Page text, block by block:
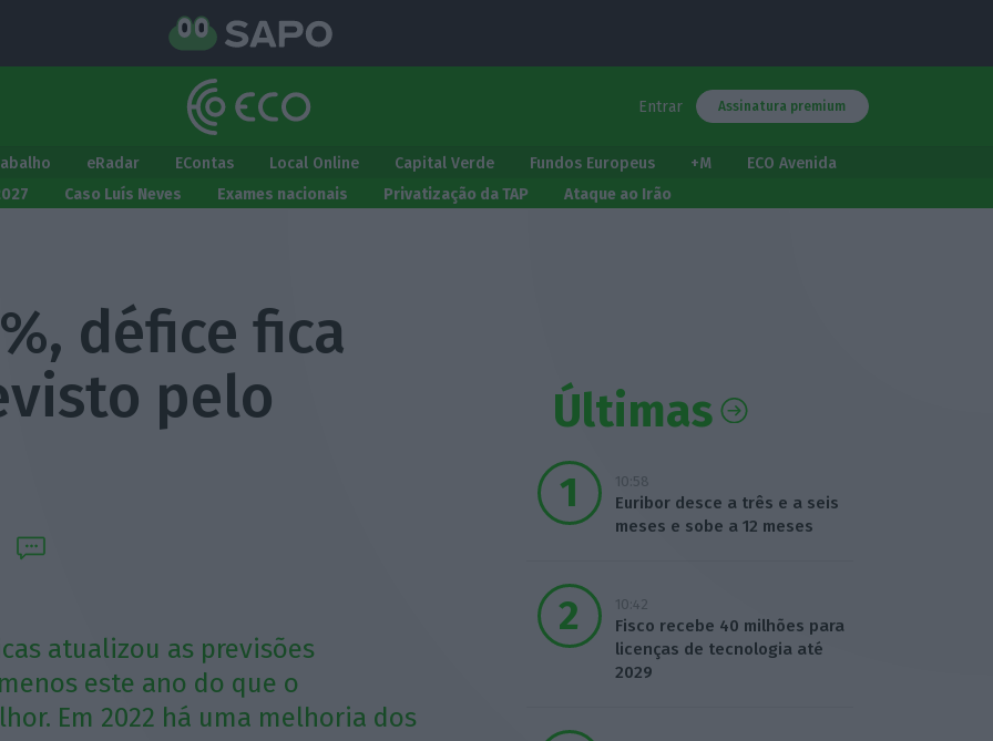
Entrar Assinatura premium
eRadar EContas Local Online Capital Verde Fundos Europeus +M
ECO Avenida
Caso Luís Neves Exames nacionais Privatização da TAP Ataque ao Irão
défice fica
pelo
atualizou as previsões
este ano do que o
Em 2022 há uma melhoria dos
Últimas
10:58
Euribor desce a três e a seis
meses e sobe a 12 meses
10:42
Fisco recebe 40 milhões para
licenças de tecnologia até
2029